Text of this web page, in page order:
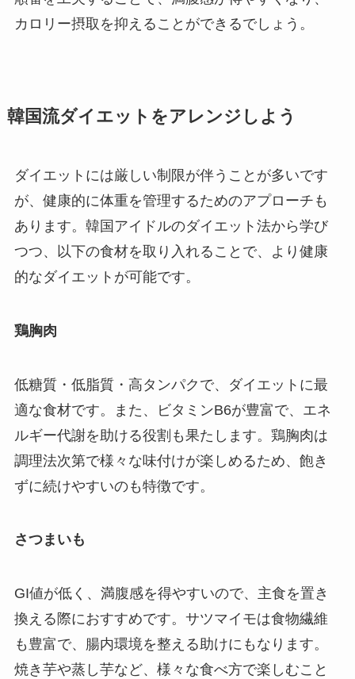
カロリー摂取を抑えることができるでしょう。
韓国流ダイエットをアレンジしよう
ダイエットには厳しい制限が伴うことが多いです
が、健康的に体重を管理するためのアプローチも
あります。韓国アイドルのダイエット法から学び
つつ、以下の食材を取り入れることで、より健康
的なダイエットが可能です。
鶏胸肉
低糖質・低脂質・高タンパクで、ダイエットに最
適な食材です。また、ビタミンB6が豊富で、エネ
ルギー代謝を助ける役割も果たします。鶏胸肉は
調理法次第で様々な味付けが楽しめるため、飽き
ずに続けやすいのも特徴です。
さつまいも
GI値が低く、満腹感を得やすいので、主食を置き
換える際におすすめです。サツマイモは食物繊維
も豊富で、腸内環境を整える助けにもなります。
焼き芋や蒸し芋など、様々な食べ方で楽しむこと